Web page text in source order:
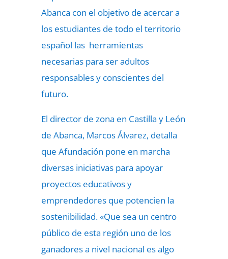
Abanca con el objetivo de acercar a
los estudiantes de todo el territorio
español las herramientas
necesarias para ser adultos
responsables y conscientes del
futuro.
El director de zona en Castilla y León
de Abanca, Marcos Álvarez, detalla
que Afundación pone en marcha
diversas iniciativas para apoyar
proyectos educativos y
emprendedores que potencien la
sostenibilidad. «Que sea un centro
público de esta región uno de los
ganadores a nivel nacional es algo